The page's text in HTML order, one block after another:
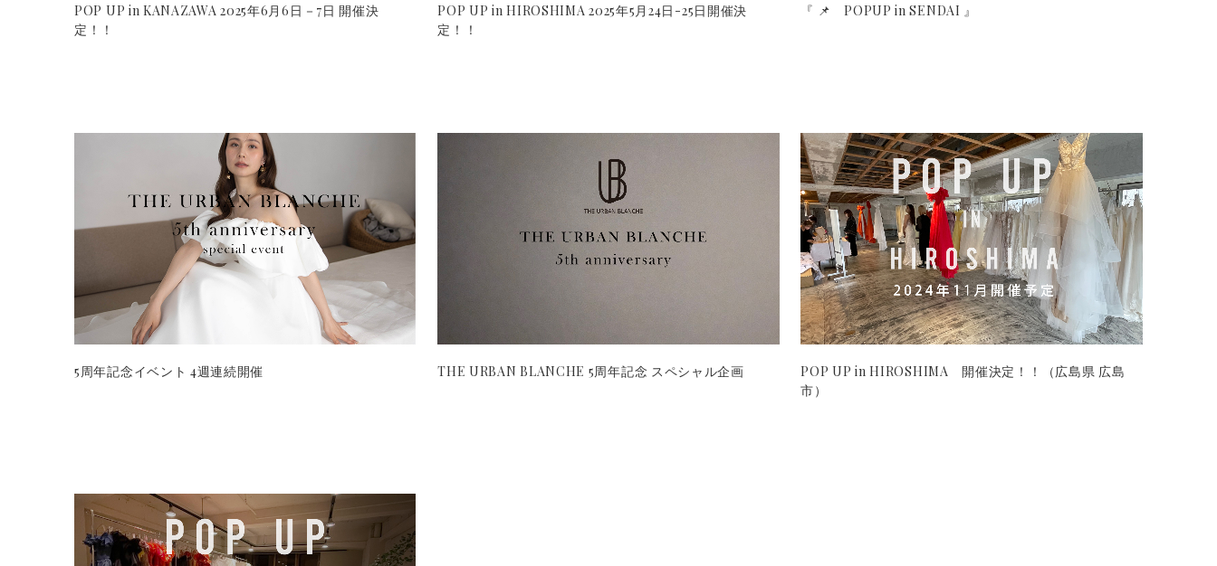
POP UP in KANAZAWA 2025年6月6日－7日 開催決
定！！
POP UP in HIROSHIMA 2025年5月24日-25日開催決
定！！
『 📌 POPUP in SENDAI 』
5周年記念イベント 4週連続開催 THE URBAN BLANCHE 5周年記念 スペシャル企画
POP UP in HIROSHIMA 開催決定！！（広島県 広島
市）